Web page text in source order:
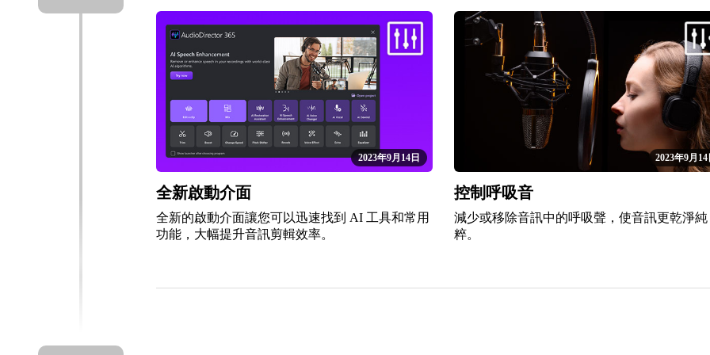
2023年9月14日
全新啟動介面
全新的啟動介面讓您可以迅速找到 AI 工具和常用
功能，大幅提升音訊剪輯效率。
2023年9月
控制呼吸音
減少或移除音訊中的呼吸聲，使音訊更乾淨純
粹。